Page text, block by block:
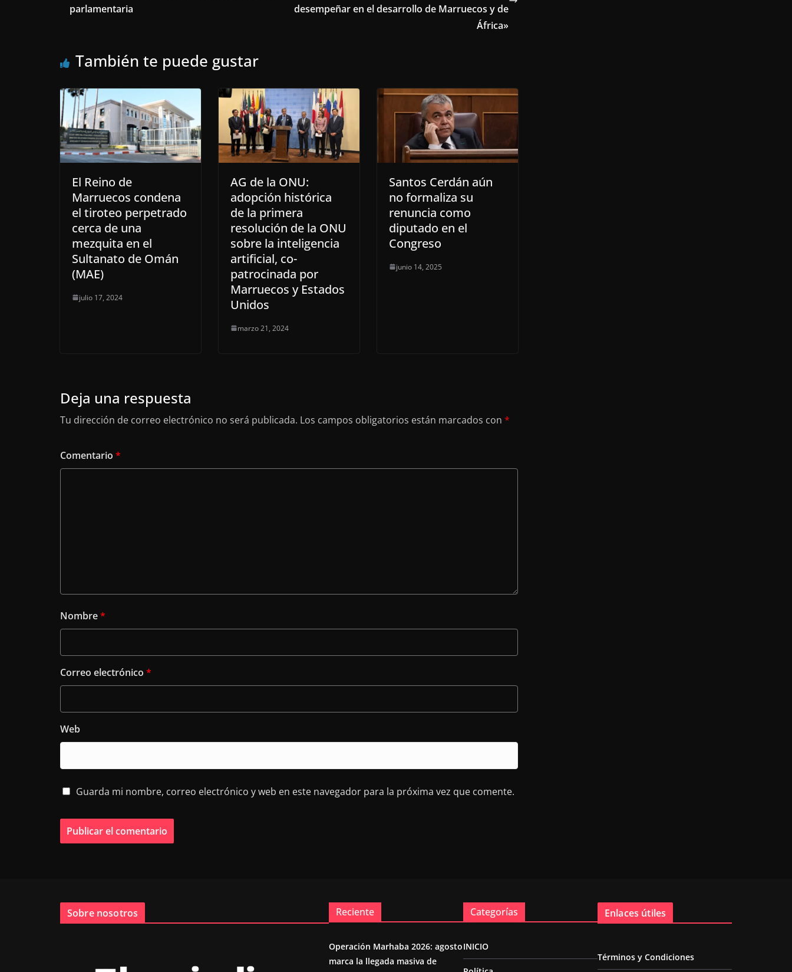
parlamentaria
desempeñar en el desarrollo de Marruecos y de
África»
También te puede gustar
El Reino de
Marruecos condena
el tiroteo perpetrado
cerca de una
mezquita en el
Sultanato de Omán
(MAE)
julio 17, 2024
AG de la ONU:
adopción histórica
de la primera
resolución de la ONU
sobre la inteligencia
artificial, co-
patrocinada por
Marruecos y Estados
Unidos
marzo 21, 2024
Santos Cerdán aún
no formaliza su
renuncia como
diputado en el
Congreso
junio 14, 2025
Deja una respuesta
Tu dirección de correo electrónico no será publicada. Los campos obligatorios están marcados con *
Comentario *
Nombre*
Correo electrónico *
Web
Guarda mi nombre, correo electrónico y web en este navegador para la próxima vez que comente.
Sobre nosotros Reciente
Operación Marhaba 2026: agosto
marca la llegada masiva de
Categorías
INICIO
Enlaces útiles
Términos y Condiciones